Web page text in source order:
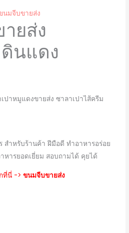
นมจีบขายส่ง
ยส่ง
นแดง
ปาหมูแดงขายส่ง ซาลาเปาไส้ครีม
ำหรับร้านค้า ฝีมือดี ทำอาหารอร่อย
หารยอดเยี่ยม สอบถามได้ คุยได้
ที่นี่ -> ขนมจีบขายส่ง